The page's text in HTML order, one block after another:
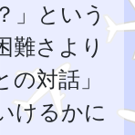
」という
難さより
対話」
けるかに